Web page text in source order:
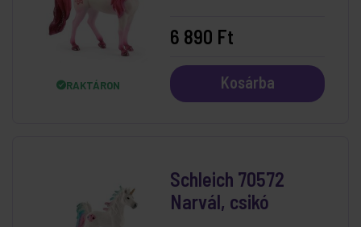
RAKTÁRON
6 890 Ft
Kosárba
Schleich 70572
Narvál, csikó